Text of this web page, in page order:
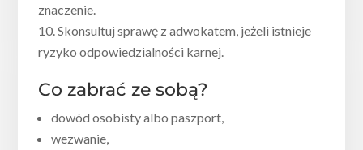
znaczenie.
Skonsultuj sprawę z adwokatem, jeżeli istnieje
ryzyko odpowiedzialności karnej.
Co zabrać ze sobą?
dowód osobisty albo paszport,
wezwanie,